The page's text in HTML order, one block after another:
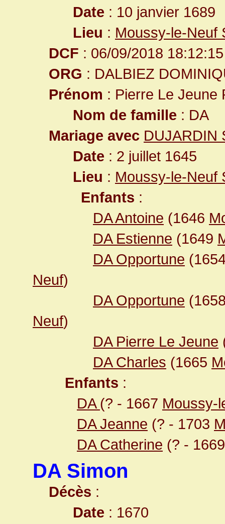
Date : 10 janvier 1689
Lieu : Moussy-le-Neuf
DCF : 06/09/2018 18:12:15
ORG : DALBIEZ
Prénom : Pierre Le Jeune
Nom de famille : DA
Mariage avec DUJARDIN
Date : 2 juillet 1645
Lieu : Moussy-le-Neuf
Enfants :
DA Antoine (1646
DA Estienne (1649
DA Opportune
Neuf)
DA Opportune
Neuf)
DA Pierre Le Jeune
DA Charles (1665
Enfants :
DA (? - 1667 Moussy-
DA Jeanne (? - 1703
DA Catherine (? -
DA Simon
Décès :
Date : 1670